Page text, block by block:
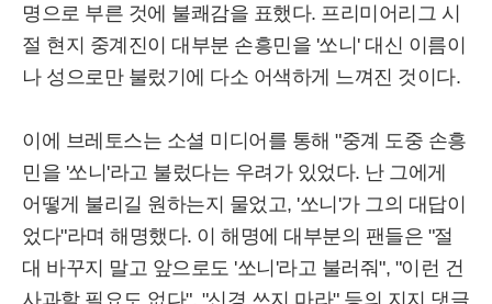
명으로 부른 것에 불쾌감을 표했다. 프리미어리그 시
절 현지 중계진이 대부분 손흥민을 '쏘니' 대신 이름이
나 성으로만 불렀기에 다소 어색하게 느껴진 것이다.
이에 브레토스는 소셜 미디어를 통해 "중계 도중 손흥
민을 '쏘니'라고 불렀다는 우려가 있었다. 난 그에게
어떻게 불리길 원하는지 물었고, '쏘니'가 그의 대답이
었다"라며 해명했다. 이 해명에 대부분의 팬들은 "절
대 바꾸지 말고 앞으로도 '쏘니'라고 불러줘", "이런 건
사과할 필요도 없다", "신경 쓰지 마라" 등의 지지 댓글